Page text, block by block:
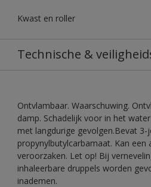
Kwast en roller
Technische &
Ontvlambaar. Waarschuwing.
damp. Schadelijk voor in het
met langdurige gevolgen.Bevat 3-
propynylbutylcarbamaat. Kan een
veroorzaken. Let op! Bij
inhaleerbare druppels worden
inademen.